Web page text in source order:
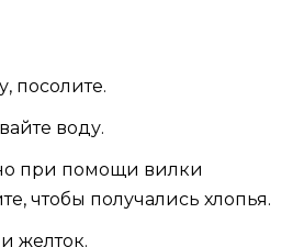
посолите.
воду.
при помощи вилки
чтобы получались хлопья.
желток.